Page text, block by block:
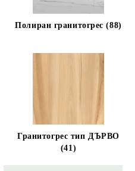
Полиран гранитогрес (88)
Гранитогрес тип ДЪРВО
(41)